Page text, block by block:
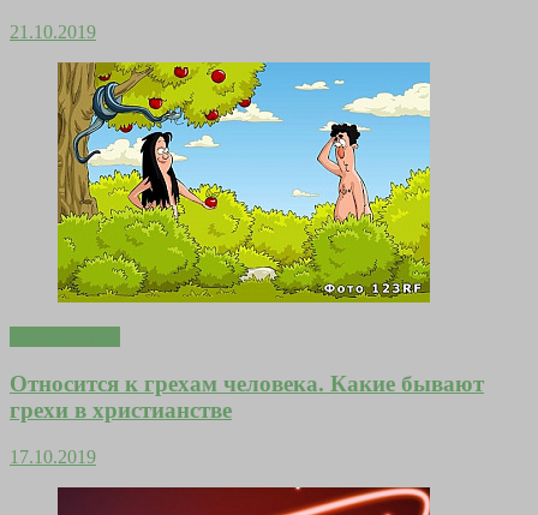
21.10.2019
Относится к грехам человека. Какие бывают
грехи в христианстве
17.10.2019